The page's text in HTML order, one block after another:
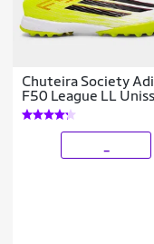
Chuteira Society
F50 League LL